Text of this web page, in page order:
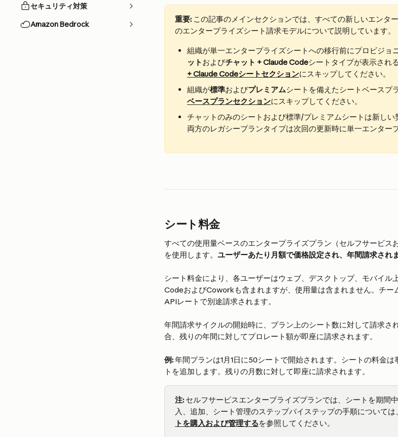
セキュリティ対策
Amazon Bedrock
重要: この記事のメインセクションでは、すべての新しいエンタ
のエンタープライズシート請求モデルについて説明しています。
組織が単一エンタープライズシートへの移行前にプロビジョ
ット およびチャット + Claude Codeシートタイプが表示され
+ Claude Codeシートセクションにスキップしてください。
組織が標準およびプレミアムシートを備えたシートベースプ
ベースプランセクションにスキップしてください。
チャットのみのシートおよび標準/プレミアムシートは新しい
両方のレガシープランタイプは次回の更新時に単一エンター
シート料金
すべての使用量ベースのエンタープライズプラン（セルフサービス
を使用します。 ユーザーあたり月額で価格設定され、年間請求され
シート料金により、各ユーザーはウェブ、デスクトップ、モバイル
CodeおよびCoworkも含まれますが、使用量は含まれません。チー
APIレートで別途請求されます。
年間請求サイクルの開始時に、プラン上のシート数に対して請求さ
合、残りの年間に対してプロレート額が即座に請求されます。
例: 年間プランは1月1日に50シートで開始されます。シートの料金
トを追加します。残りの月数に対して即座に請求されます。
注: セルフサービスエンタープライズプランでは、シートを期間
入、追加、シート管理のステップバイステップの手順については、
トを購入および管理するを参照してください。